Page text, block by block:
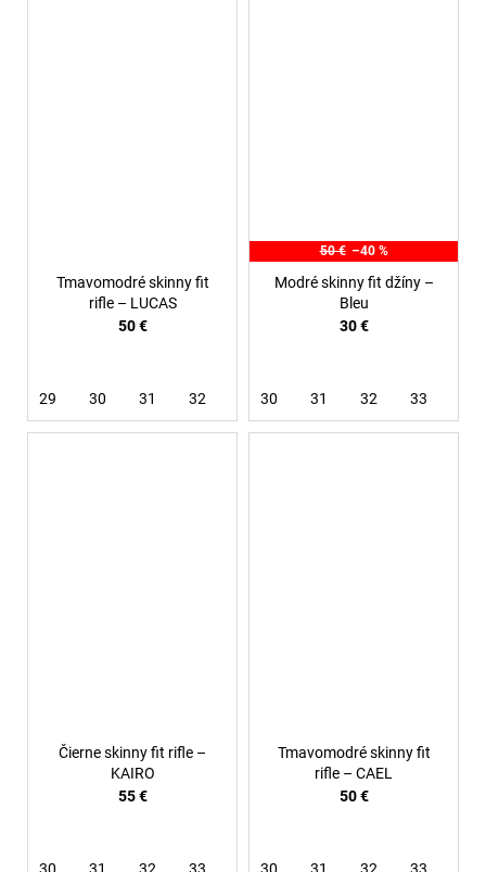
Tmavomodré skinny fit
rifle – LUCAS
50 €
29 30 31 32
50 € –40 %
Modré skinny fit džíny –
Bleu
30 €
30 31 32 33
Čierne skinny fit rifle –
KAIRO
55 €
30 31 32 33
Tmavomodré skinny fit
rifle – CAEL
50 €
30 31 32 33